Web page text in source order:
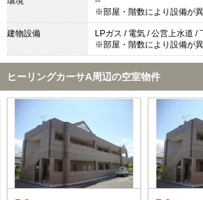
※部屋・階数により設備が
建物設備
LPガス / 電気 / 公営上水道 /
※部屋・階数により設備が
ヒーリングカーサA周辺の空室物件